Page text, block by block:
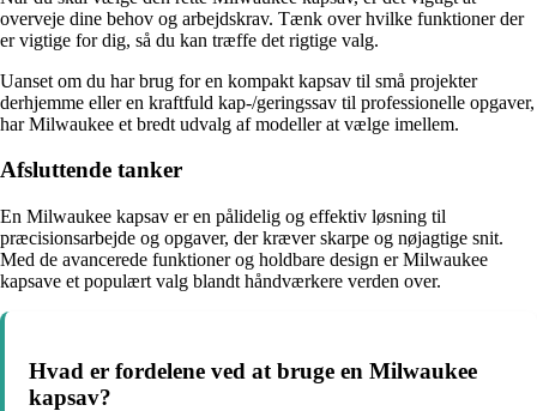
overveje dine behov og arbejdskrav. Tænk over hvilke funktioner der
er vigtige for dig, så du kan træffe det rigtige valg.
Uanset om du har brug for en kompakt kapsav til små projekter
derhjemme eller en kraftfuld kap-/geringssav til professionelle opgaver,
har Milwaukee et bredt udvalg af modeller at vælge imellem.
Afsluttende tanker
En Milwaukee kapsav er en pålidelig og effektiv løsning til
præcisionsarbejde og opgaver, der kræver skarpe og nøjagtige snit.
Med de avancerede funktioner og holdbare design er Milwaukee
kapsave et populært valg blandt håndværkere verden over.
Hvad er fordelene ved at bruge en Milwaukee
kapsav?